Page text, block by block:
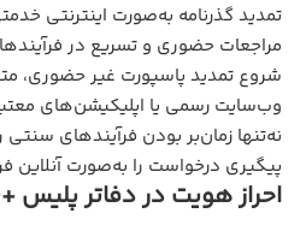
تمدید گذرنامه به‌صورت اینترنتی
مراجعات حضوری و تسریع در
شروع تمدید پاسپورت غیر حضوری،
وب‌سایت رسمی یا اپلیکیشن‌های
نه‌تنها زمان‌بر بودن فرآیندهای
پیگیری درخواست را به‌صورت آنلاین
احراز هویت در دفاتر پلیس +10